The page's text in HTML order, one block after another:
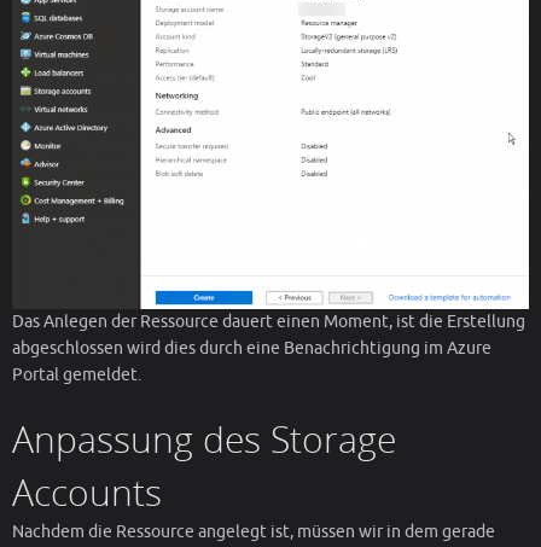
Das Anlegen der Ressource dauert einen Moment, ist die Erstellung
abgeschlossen wird dies durch eine Benachrichtigung im Azure
Portal gemeldet.
Anpassung des Storage
Accounts
Nachdem die Ressource angelegt ist, müssen wir in dem gerade